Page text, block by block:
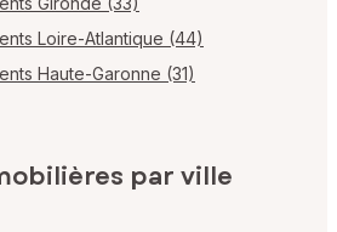
Loire-Atlantique (44)
Haute-Garonne (31)
par ville